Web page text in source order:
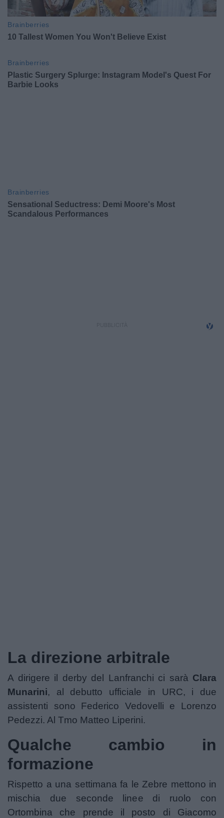
La direzione arbitrale
A dirigere il derby del Lanfranchi ci sarà Clara
Munarini, al debutto ufficiale in URC, i due
assistenti sono Federico Vedovelli e Lorenzo
Pedezzi. Al Tmo Matteo Liperini.
Qualche cambio in
formazione
Rispetto a una settimana fa le Zebre mettono in
mischia due seconde linee di ruolo con
Ortombina che prende il posto di Giacomo